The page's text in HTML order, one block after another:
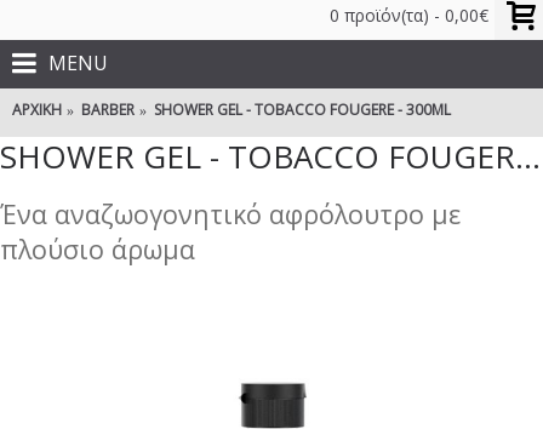
0 προϊόν(τα) - 0,00€
MENU
ΑΡΧΙΚΉ BARBER SHOWER GEL - TOBACCO FOUGERE - 300ML
SHOWER GEL - TOBACCO FOUGERE - 300ML
Ένα αναζωογονητικό αφρόλουτρο με
πλούσιο άρωμα